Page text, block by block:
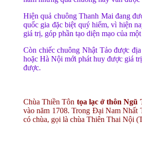
Hiện quả chuông Thanh Mai đang
quốc gia đặc biệt quý hiếm, vì hiện
giá trị, góp phần tạo diện mạo của
Còn chiếc chuông Nhật Tảo được
hoặc Hà Nội mới phát huy được giá
được.
Chùa Thiền Tôn tọa lạc ở thôn Ngũ
vào năm 1708. Trong Đại Nam Nhất
có chùa, gọi là chùa Thiên Thai Nội